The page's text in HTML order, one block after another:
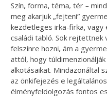
Szín, forma, téma, tér –
meg akarjuk „fejteni”
kezdetleges irka-firka,
családi tabló. Sok rejtettnek
felszínre hozni, ám a
attól, hogy
alkotásaikat. Mindazonáltal
az önkifejezés e
élményfeldolgozás fontos